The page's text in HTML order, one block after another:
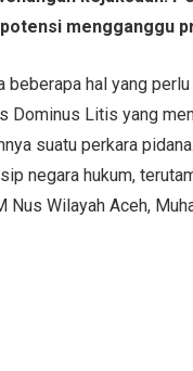
mengganggu
beberapa hal yang
Dominus Litis yang
suatu perkara
negara hukum,
Nus Wilayah Aceh,